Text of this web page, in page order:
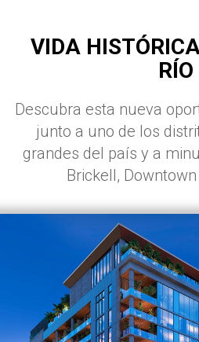
VIDA
RÍO
Descubra esta nueva
junto a uno de los
grandes del país y a
Brickell,